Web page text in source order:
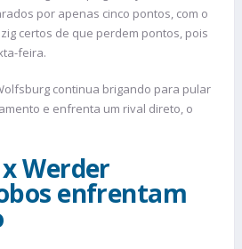
por apenas cinco pontos, com o
certos de que perdem pontos, pois
feira.
continua brigando para pular
e enfrenta um rival direto, o
Werder
enfrentam